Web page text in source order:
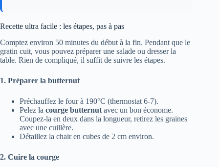
Recette ultra facile : les étapes, pas à pas
Comptez environ 50 minutes du début à la fin. Pendant que le
gratin cuit, vous pouvez préparer une salade ou dresser la
table. Rien de compliqué, il suffit de suivre les étapes.
1. Préparer la butternut
Préchauffez le four à 190°C (thermostat 6-7).
Pelez la courge butternut avec un bon économe.
Coupez-la en deux dans la longueur, retirez les graines
avec une cuillère.
Détaillez la chair en cubes de 2 cm environ.
2. Cuire la courge